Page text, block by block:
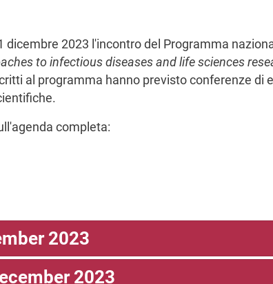
dicembre 2023 l'incontro del Programma
to infectious diseases and life sciences
al programma hanno previsto conferenze di
completa:
2023
2023